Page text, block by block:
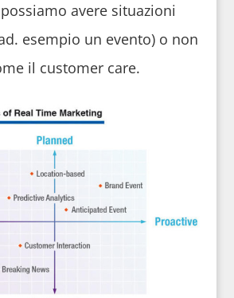
avere situazioni
esempio un evento) o non
il customer care.